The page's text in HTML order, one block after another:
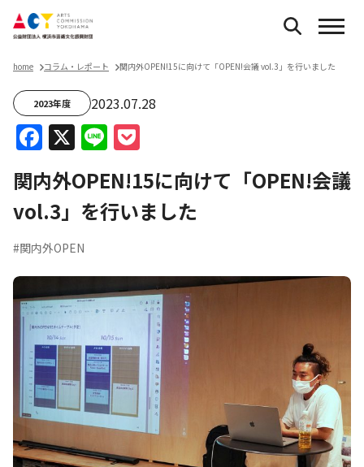
home コラム・レポート 関内外OPEN!15に向けて「OPEN!会議 vol.3」を行いました
2023年度 2023.07.28
Facebook
X Line
関内外OPEN!15に向けて「OPEN!会議
vol.3」を行いました
#関内外OPEN